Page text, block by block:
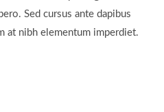
Sed cursus ante dapibus
at nibh elementum imperdiet.